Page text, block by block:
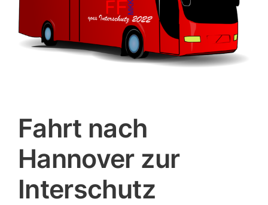
Fahrt nach
Hannover zur
Interschutz